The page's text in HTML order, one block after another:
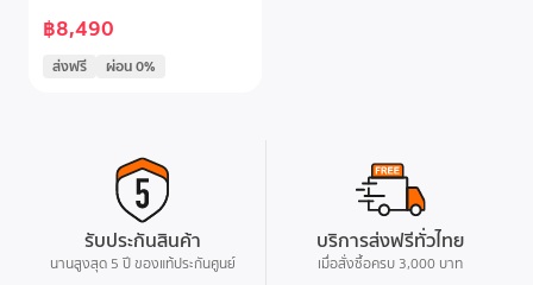
คุณไม่เคยได้ยินมาก่อน รวมถึง
การตรวจจับอัตราการเต้นของ
ผลาญระหว่างออกกำลัง
กายFootnote ยิ่งไปกว่านั้น
AirPods Pro 3 ยังมาพร้อม
การเพิ่มเสียงสนทนา เสียง
เบื้องหลัง และการลดเสียงดัง
อีกด้วยการตัดเสียงรบกวน
฿8,490
ส่งฟรี ผ่อน 0%
รับประกันสินค้า
นานสูงสุด 5 ปี ของแท้ประกันศูนย์
บริการส่งฟรีทั่วไทย
เมื่อสั่งซื้อครบ 3,000 บาท